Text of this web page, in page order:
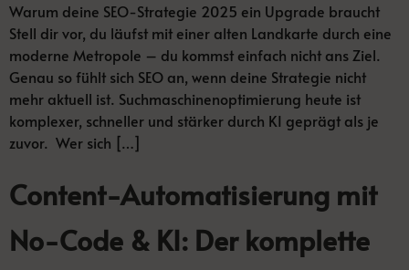
Warum deine SEO-Strategie 2025 ein Upgrade braucht
Stell dir vor, du läufst mit einer alten Landkarte durch eine
moderne Metropole – du kommst einfach nicht ans Ziel.
Genau so fühlt sich SEO an, wenn deine Strategie nicht
mehr aktuell ist. Suchmaschinenoptimierung heute ist
komplexer, schneller und stärker durch KI geprägt als je
zuvor. Wer sich […]
Content-Automatisierung mit
No-Code & KI: Der komplette